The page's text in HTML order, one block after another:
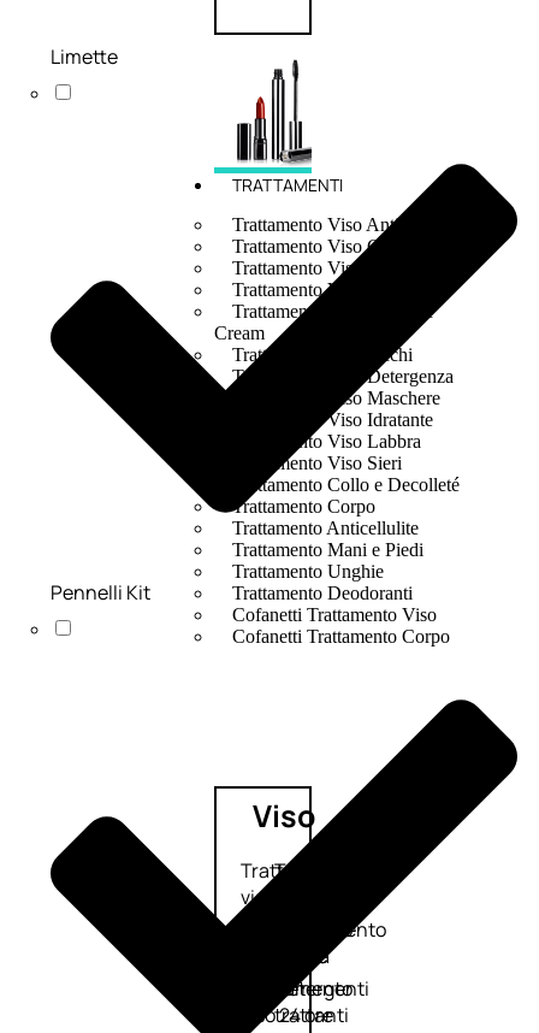
TRATTAMENTI
Trattamento Viso Antieta
Trattamento Viso Giorno
Trattamento Viso Notte
Trattamento Viso 24 Ore
Trattamento Viso Bb E Cc
Cream
Trattamento Viso Occhi
Trattamento Viso Detergenza
Trattamento Viso Maschere
Trattamento Viso Idratante
Trattamento Viso Labbra
Trattamento Viso Sieri
Trattamento Collo e Decolleté
Trattamento Corpo
Trattamento Anticellulite
Trattamento Mani e Piedi
Trattamento Unghie
Trattamento Deodoranti
Cofanetti Trattamento Viso
Cofanetti Trattamento Corpo
Viso
Trattamento
viso giorno
Trattamento
viso notte
Trattamento
viso 24 ore
Trattamento
Trattamento
labbra
Detergenti
trattanti
Limette
Pennelli Kit